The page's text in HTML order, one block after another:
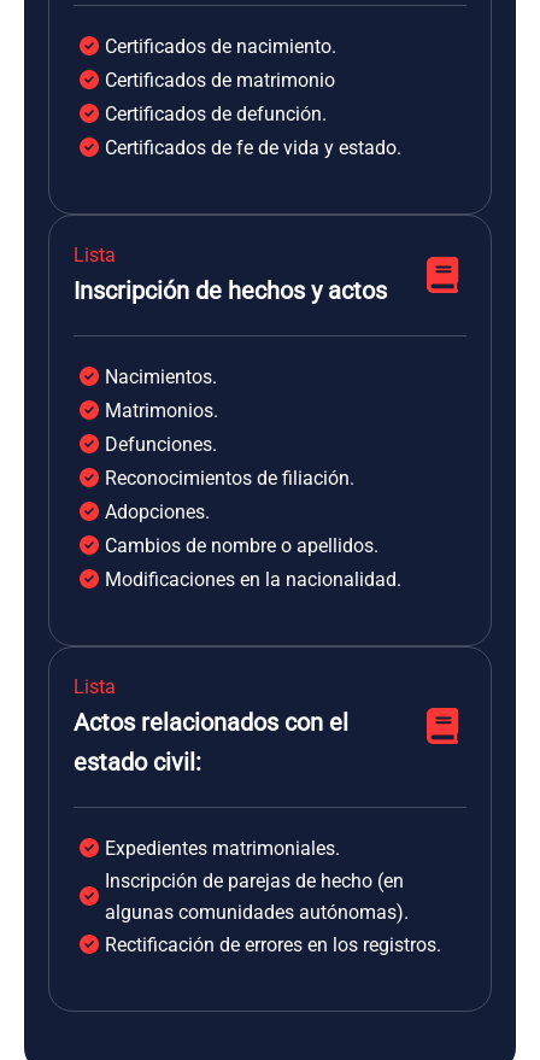
Certificados de nacimiento.
Certificados de matrimonio
Certificados de defunción.
Certificados de fe de vida y estado.
Lista
Inscripción de hechos y actos
Nacimientos.
Matrimonios.
Defunciones.
Reconocimientos de filiación.
Adopciones.
Cambios de nombre o apellidos.
Modificaciones en la nacionalidad.
Lista
Actos relacionados con el
estado civil:
Expedientes matrimoniales.
Inscripción de parejas de hecho (en
algunas comunidades autónomas).
Rectificación de errores en los registros.